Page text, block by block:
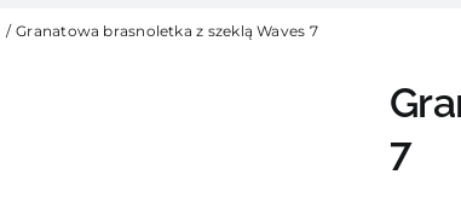
Granatowa brasnoletka z szeklą Waves 7
7